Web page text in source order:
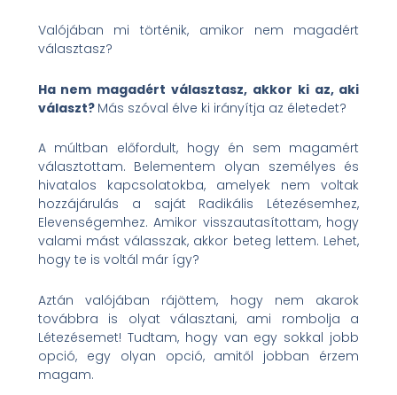
Valójában mi történik, amikor nem magadért
választasz?
Ha nem magadért választasz, akkor ki az, aki
választ? Más szóval élve ki irányítja az életedet?
A múltban előfordult, hogy én sem magamért
választottam. Belementem olyan személyes és
hivatalos kapcsolatokba, amelyek nem voltak
hozzájárulás a saját Radikális Létezésemhez,
Elevenségemhez. Amikor visszautasítottam, hogy
valami mást válasszak, akkor beteg lettem. Lehet,
hogy te is voltál már így?
Aztán valójában rájöttem, hogy nem akarok
továbbra is olyat választani, ami rombolja a
Létezésemet! Tudtam, hogy van egy sokkal jobb
opció, egy olyan opció, amitől jobban érzem
magam.